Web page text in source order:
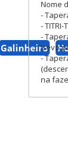
Galinheiro
Nome
-
-
-
trevo
-
na